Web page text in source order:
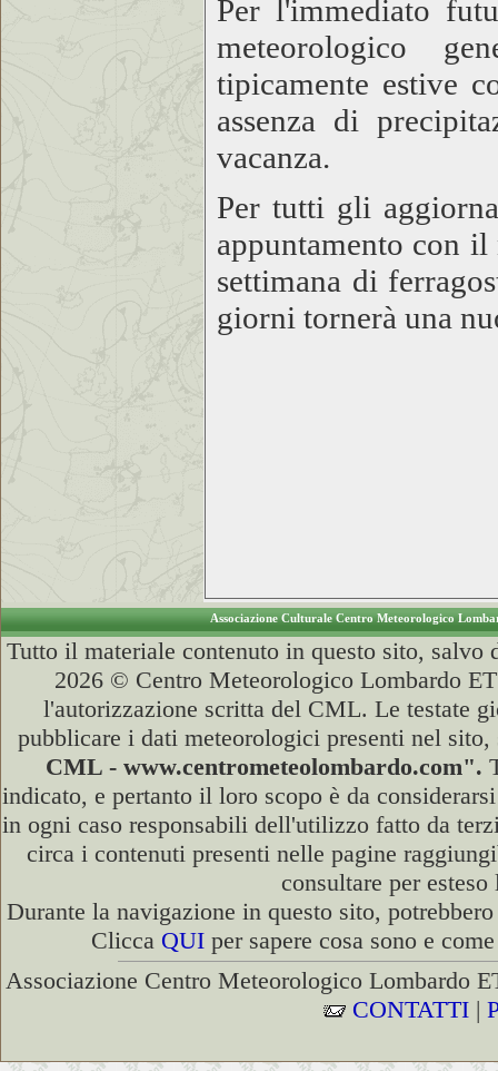
Per l'immediato
meteorologico
tipicamente estive
assenza di
vacanza.
Per tutti gli
appuntamento con
settimana di
giorni tornerà una
Associazione Culturale Centro Meteorologico
Tutto il materiale contenuto in questo sito, salvo
2026 © Centro Meteorologico Lombardo
l'autorizzazione scritta del CML. Le testate
pubblicare i dati meteorologici presenti nel
CML - www.centrometeolombardo.com".
indicato, e pertanto il loro scopo è da
in ogni caso responsabili dell'utilizzo fatto da
circa i contenuti presenti nelle pagine
consultare per
Durante la navigazione in questo sito,
Clicca QUIper sapere cosa sono e
Associazione Centro Meteorologico Lombardo
CONTATTI |